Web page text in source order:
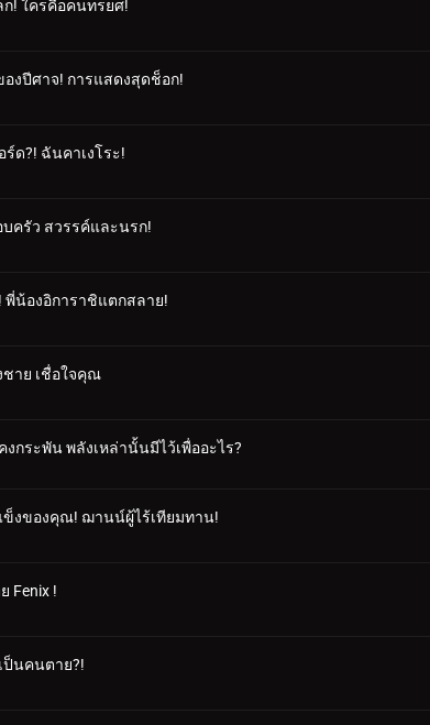
ก! ใครคือคนทรยศ!
งปีศาจ! การแสดงสุดช็อก!
ด?! ฉันคาเงโระ!
ครัว สวรรค์และนรก!
พี่น้องอิการาชิแตกสลาย!
าย เชื่อใจคุณ
กระพัน พลังเหล่านั้นมีไว้เพื่ออะไร?
งของคุณ! ฌานน์ผู้ไร้เทียมทาน!
Fenix ​​​​!
ป็นคนตาย?!